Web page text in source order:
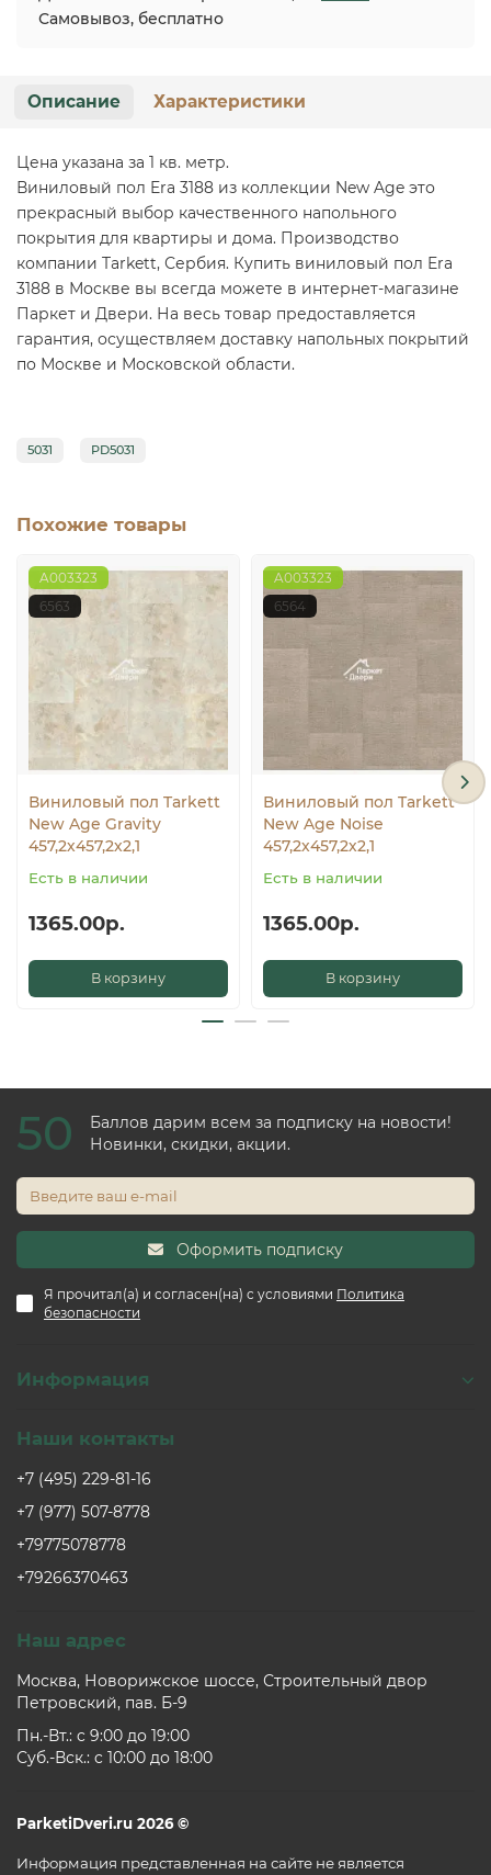
Самовывоз, бесплатно
Описание Характеристики
Цена указана за 1 кв. метр.
Виниловый пол Era 3188 из коллекции New Age это
прекрасный выбор качественного напольного
покрытия для квартиры и дома. Производство
компании Tarkett, Сербия. Купить виниловый пол Era
3188 в Москве вы всегда можете в интернет-магазине
Паркет и Двери. На весь товар предоставляется
гарантия, осуществляем доставку напольных покрытий
по Москве и Московской области.
5031 PD5031
Похожие товары
A003323
6563
Виниловый пол Tarkett
New Age Gravity
457,2х457,2х2,1
Есть в наличии
1365.00р.
В корзину
A003323
6564
Виниловый пол Tarkett
New Age Noise
457,2х457,2х2,1
Есть в наличии
1365.00р.
В корзину
50
Баллов дарим всем за подписку на новости!
Новинки, скидки, акции.
Оформить подписку
Я прочитал(а) и согласен(на) с условиями Политика
безопасности
Информация
Наши контакты
+7 (495) 229-81-16
+7 (977) 507-8778
+79775078778
+79266370463
Наш адрес
Москва, Новорижское шоссе, Строительный двор
Петровский, пав. Б-9
Пн.-Вт.: c 9:00 до 19:00
Суб.-Вск.: c 10:00 до 18:00
ParketiDveri.ru 2026 ©
Информация представленная на сайте не является